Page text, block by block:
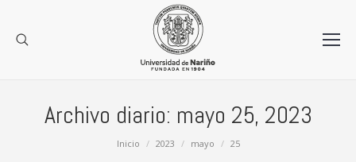
Archivo diario: mayo 25, 2023
Inicio 2023 mayo 25